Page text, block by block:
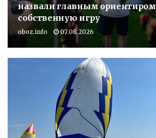
назвали главным ориентиром
собственную игру
oboz.info 07.08.2026